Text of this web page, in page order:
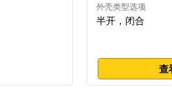
外壳类型选项
半开，闭合
查